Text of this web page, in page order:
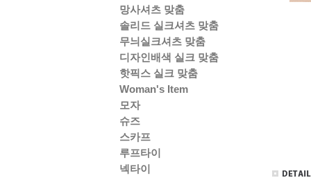
망사셔츠 맞춤
솔리드 실크셔츠 맞춤
무늬실크셔츠 맞춤
디자인배색 실크 맞춤
핫픽스 실크 맞춤
Woman's Item
모자
슈즈
스카프
루프타이
넥타이